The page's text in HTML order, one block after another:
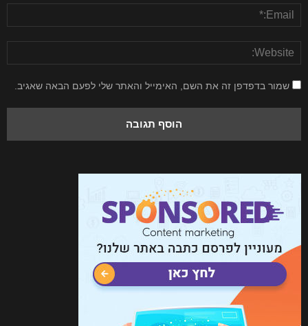
שמור בדפדפן זה את השם, האימייל והאתר שלי לפעם הבאה שאגיב.